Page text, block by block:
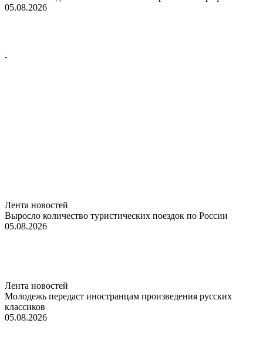
05.08.2026
Лента новостей
Выросло количество туристических поездок по России
05.08.2026
Лента новостей
Молодежь передаст иностранцам произведения русских
классиков
05.08.2026